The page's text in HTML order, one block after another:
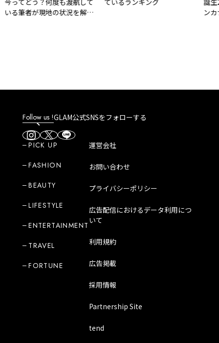
筆者が現地の状況を解
ンカ
Follow us !GLAM公式SNSをフォローする
PICK UP
FASHION
BEAUTY
LIFESTYLE
ENTERTAINMENT
TRAVEL
FORTUNE
運営会社
お問い合わせ
プライバシーポリシー
広告配信におけるデータ利用につ
いて
利用規約
広告掲載
採用情報
Partnership Site
tend